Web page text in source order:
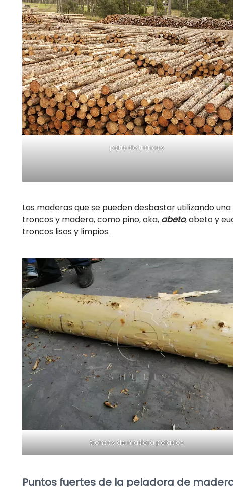
patio de troncos
Las maderas que se pueden desbastar utilizando
troncos y madera, como pino, oka, abeto, abeto y
troncos lisos y limpios.
troncos de madera pelados
Puntos fuertes de la peladora de